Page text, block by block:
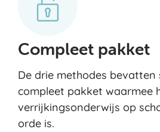
Compleet pakket
De drie methodes bevatten
compleet pakket waarmee
verrijkingsonderwijs op
orde is.